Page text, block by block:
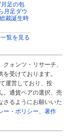
足の包
月足ダウ
裁誕生時
覧を見る
ォンツ・リサーチ、
受けております。
運営しており、投
。通貨ペアの選択、売
さるようにお願いいた
ー・ポリシー、著作